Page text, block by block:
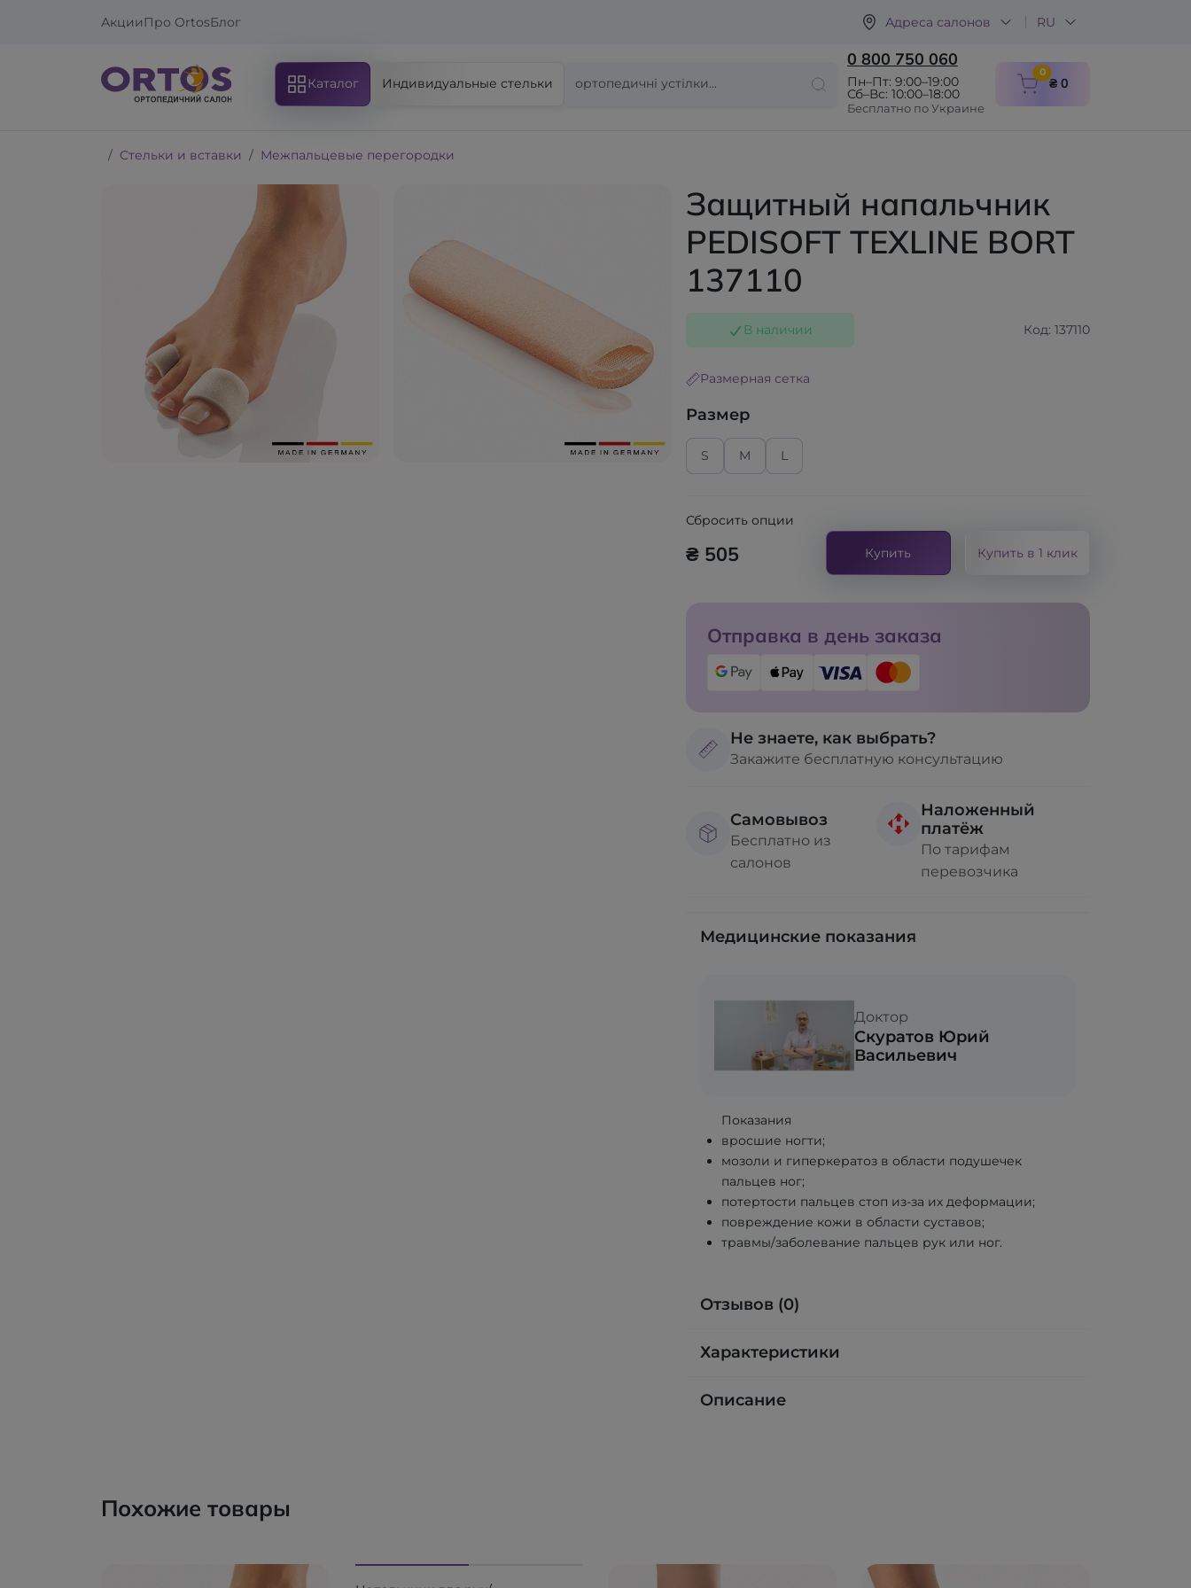
АкцииПро OrtosБлог Адреса салонов RU
Каталог Индивидуальные стельки
0 800 750 060
Пн–Пт: 9:00–19:00
Сб–Вс: 10:00–18:00
Бесплатно по Украине
0items in cart
₴ 0
Стельки и вставки Межпальцевые перегородки
Защитный напальчник
PEDISOFT TEXLINE BORT
137110
В наличии Код: 137110
Размерная сетка
Размер
S M L
Сбросить опции
₴ 505 Купить Купить в 1 клик
Отправка в день заказа
Не знаете, как выбрать?
Закажите бесплатную консультацию
Самовывоз
Бесплатно из
салонов
Наложенный
платёж
По тарифам
перевозчика
Медицинские показания
Доктор
Скуратов Юрий
Васильевич
Показания
вросшие ногти;
мозоли и гиперкератоз в области подушечек
пальцев ног;
потертости пальцев стоп из-за их деформации;
повреждение кожи в области суставов;
травмы/заболевание пальцев рук или ног.
Отзывов (0)
Характеристики
Описание
Похожие товары